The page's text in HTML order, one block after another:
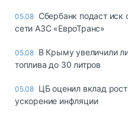
05.08 Сбербанк подаст иск
сети АЗС «ЕвроТранс»
05.08 В Крыму увеличили
топлива до 30 литров
05.08 ЦБ оценил вклад
ускорение инфляции